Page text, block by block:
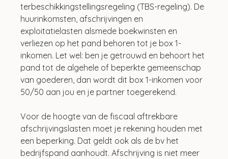
terbeschikkingstellingsregeling (TBS-regeling). De
huurinkomsten, afschrijvingen en
exploitatielasten alsmede boekwinsten en
verliezen op het pand behoren tot je box 1-
inkomen. Let wel: ben je getrouwd en behoort het
pand tot de algehele of beperkte gemeenschap
van goederen, dan wordt dit box 1-inkomen voor
50/50 aan jou en je partner toegerekend.
Voor de hoogte van de fiscaal aftrekbare
afschrijvingslasten moet je rekening houden met
een beperking. Dat geldt ook als de bv het
bedrijfspand aanhoudt. Afschrijving is niet meer